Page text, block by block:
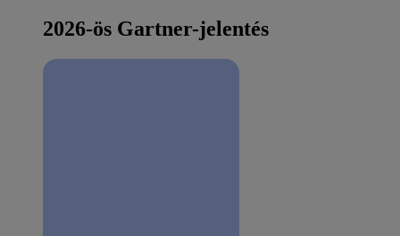
2026-ös Gartner-jelentés